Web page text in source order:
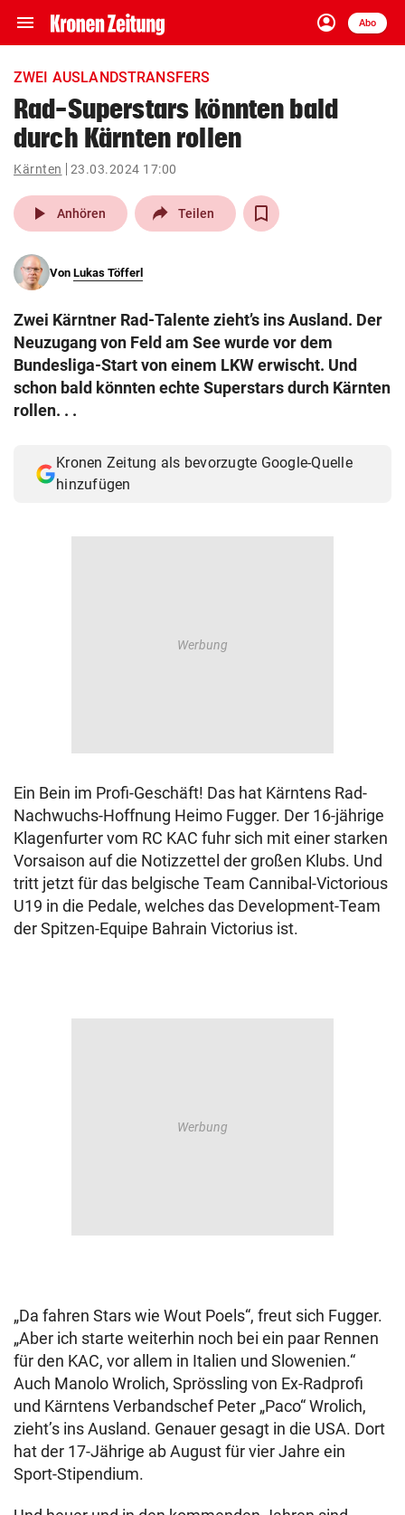
menu Navigation
ein-/ausklappen
account_circle
Anmelden
Abo
close Schließen
account_circle Anmelden
pin_drop
Wien arrow_right
search
eingeben
ZWEI AUSLANDSTRANSFERS
Rad-Superstars könnten bald
durch Kärnten rollen
Kärnten 23.03.2024 17:00
play_arrow Anhören Teilen
Von Lukas Töfferl
Zwei Kärntner Rad-Talente zieht’s ins Ausland. Der
Neuzugang von Feld am See wurde vor dem
Bundesliga-Start von einem LKW erwischt. Und
schon bald könnten echte Superstars durch Kärnten
rollen. . .
Kronen Zeitung als bevorzugte Google-Quelle
hinzufügen
Ein Bein im Profi-Geschäft! Das hat Kärntens Rad-
Nachwuchs-Hoffnung Heimo Fugger. Der 16-jährige
Klagenfurter vom RC KAC fuhr sich mit einer starken
Vorsaison auf die Notizzettel der großen Klubs. Und
tritt jetzt für das belgische Team Cannibal-Victorious
U19 in die Pedale, welches das Development-Team
der Spitzen-Equipe Bahrain Victorius ist.
„Da fahren Stars wie Wout Poels“, freut sich Fugger.
„Aber ich starte weiterhin noch bei ein paar Rennen
für den KAC, vor allem in Italien und Slowenien.“
Auch Manolo Wrolich, Sprössling von Ex-Radprofi
und Kärntens Verbandschef Peter „Paco“ Wrolich,
zieht’s ins Ausland. Genauer gesagt in die USA. Dort
hat der 17-Jährige ab August für vier Jahre ein
Sport-Stipendium.